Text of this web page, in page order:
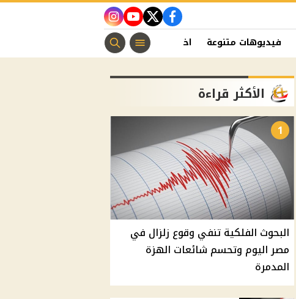
facebook
twitter
youtube
instagram
فيديوهات متنوعة اخبار الفن منوعات مسيحية
الأكثر قراءة
1
البحوث الفلكية تنفي وقوع زلزال في
مصر اليوم وتحسم شائعات الهزة
المدمرة